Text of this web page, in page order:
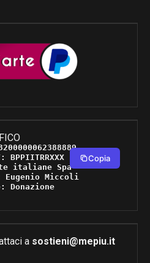
BPPIITRRXXX
italiane Spa
Miccoli
Donazione
Copia
a sostieni@mepiu.it